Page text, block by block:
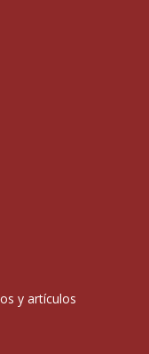
y artículos